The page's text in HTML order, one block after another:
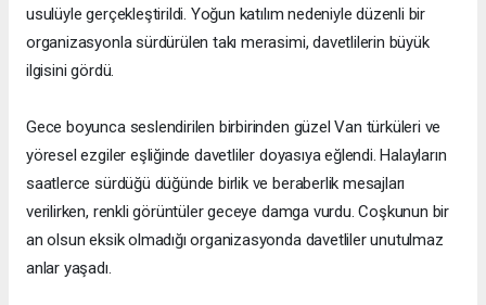
usulüyle gerçekleştirildi. Yoğun katılım nedeniyle düzenli bir
organizasyonla sürdürülen takı merasimi, davetlilerin büyük
ilgisini gördü.
Gece boyunca seslendirilen birbirinden güzel Van türküleri ve
yöresel ezgiler eşliğinde davetliler doyasıya eğlendi. Halayların
saatlerce sürdüğü düğünde birlik ve beraberlik mesajları
verilirken, renkli görüntüler geceye damga vurdu. Coşkunun bir
an olsun eksik olmadığı organizasyonda davetliler unutulmaz
anlar yaşadı.